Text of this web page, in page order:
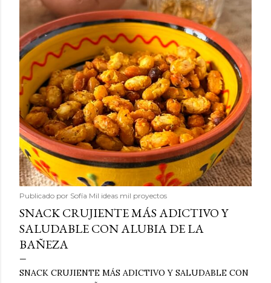
Publicado por Sofía Mil ideas mil proyectos
SNACK CRUJIENTE MÁS ADICTIVO Y
SALUDABLE CON ALUBIA DE LA
BAÑEZA
SNACK CRUJIENTE MÁS ADICTIVO Y SALUDABLE CON